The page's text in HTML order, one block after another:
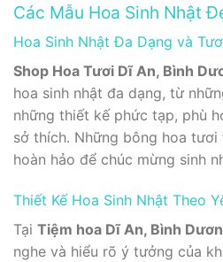
Các Mẫu Hoa Sinh Nhật
Hoa Sinh Nhật Đa Dạng và
Shop Hoa Tươi Dĩ An, Bình
hoa sinh nhật đa dạng, từ
những thiết kế phức tạp, phù
sở thích. Những bông hoa tươi
hoàn hảo để chúc mừng sinh
Thiết Kế Hoa Sinh Nhật Theo
Tại Tiệm hoa Dĩ An, Bình
nghe và hiểu rõ ý tưởng của